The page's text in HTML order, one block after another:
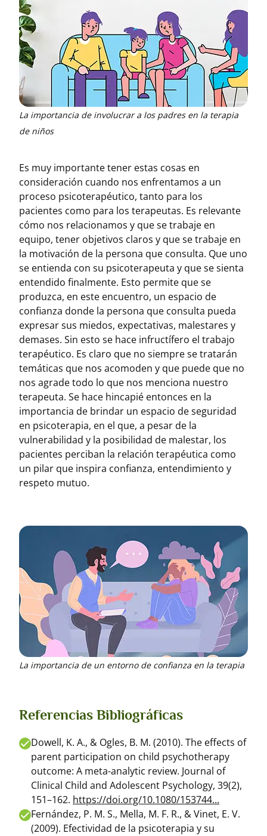
La importancia de involucrar a los padres en la terapia
de niños
Es muy importante tener estas cosas en
consideración cuando nos enfrentamos a un
proceso psicoterapéutico, tanto para los
pacientes como para los terapeutas. Es relevante
cómo nos relacionamos y que se trabaje en
equipo, tener objetivos claros y que se trabaje en
la motivación de la persona que consulta. Que uno
se entienda con su psicoterapeuta y que se sienta
entendido finalmente. Esto permite que se
produzca, en este encuentro, un espacio de
confianza donde la persona que consulta pueda
expresar sus miedos, expectativas, malestares y
demases. Sin esto se hace infructífero el trabajo
terapéutico. Es claro que no siempre se tratarán
temáticas que nos acomoden y que puede que no
nos agrade todo lo que nos menciona nuestro
terapeuta. Se hace hincapié entonces en la
importancia de brindar un espacio de seguridad
en psicoterapia, en el que, a pesar de la
vulnerabilidad y la posibilidad de malestar, los
pacientes perciban la relación terapéutica como
un pilar que inspira confianza, entendimiento y
respeto mutuo.
La importancia de un entorno de confianza en la terapia
Referencias Bibliográficas
Dowell, K. A., & Ogles, B. M. (2010). The effects of
parent participation on child psychotherapy
outcome: A meta-analytic review. Journal of
Clinical Child and Adolescent Psychology, 39(2),
151–162. https://doi.org/10.1080/153744...
Fernández, P. M. S., Mella, M. F. R., & Vinet, E. V.
(2009). Efectividad de la psicoterapia y su